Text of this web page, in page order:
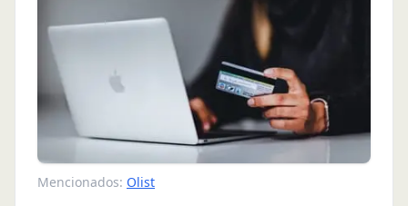
Mencionados: Olist